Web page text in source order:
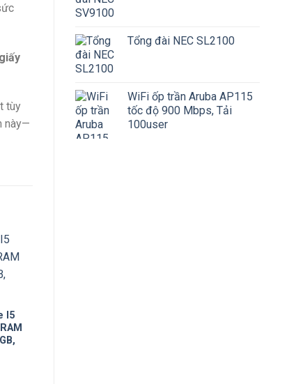
Tổng đài NEC SL2100
WiFi ốp trần Aruba AP115
tốc độ 900 Mbps, Tải
100user
tùy
này—
I5